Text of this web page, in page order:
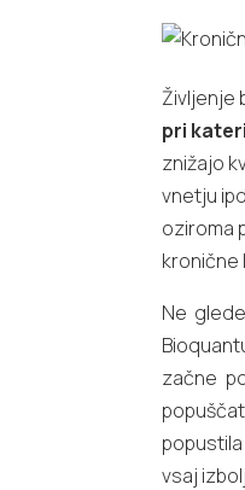
Življenje
pri
znižajo
vnetju
oziroma
kronične
Ne
začne
vsaj